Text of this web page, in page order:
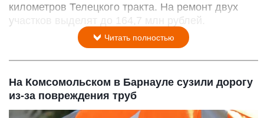
километров Телецкого тракта. На ремонт двух
участков выделят до 164,7 млн рублей.
Читать полностью
На Комсомольском в Барнауле сузили дорогу
из-за повреждения труб